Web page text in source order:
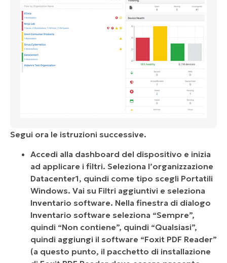
Segui ora le istruzioni successive.
Accedi alla dashboard del dispositivo e inizia
ad applicare i filtri. Seleziona l’organizzazione
Datacenter1, quindi come tipo scegli Portatili
Windows. Vai su Filtri aggiuntivi e seleziona
Inventario software. Nella finestra di dialogo
Inventario software seleziona “Sempre”,
quindi “Non contiene”, quindi “Qualsiasi”,
quindi aggiungi il software “Foxit PDF Reader”
(a questo punto, il pacchetto di installazione